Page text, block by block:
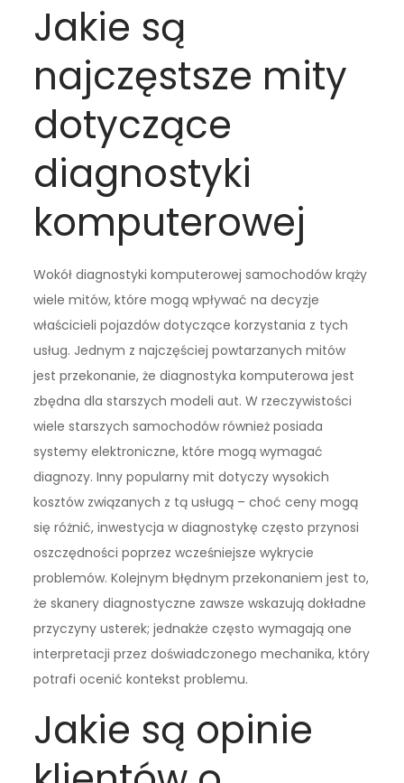
Jakie są
najczęstsze mity
dotyczące
diagnostyki
komputerowej
Wokół diagnostyki komputerowej samochodów krąży
wiele mitów, które mogą wpływać na decyzje
właścicieli pojazdów dotyczące korzystania z tych
usług. Jednym z najczęściej powtarzanych mitów
jest przekonanie, że diagnostyka komputerowa jest
zbędna dla starszych modeli aut. W rzeczywistości
wiele starszych samochodów również posiada
systemy elektroniczne, które mogą wymagać
diagnozy. Inny popularny mit dotyczy wysokich
kosztów związanych z tą usługą – choć ceny mogą
się różnić, inwestycja w diagnostykę często przynosi
oszczędności poprzez wcześniejsze wykrycie
problemów. Kolejnym błędnym przekonaniem jest to,
że skanery diagnostyczne zawsze wskazują dokładne
przyczyny usterek; jednakże często wymagają one
interpretacji przez doświadczonego mechanika, który
potrafi ocenić kontekst problemu.
Jakie są opinie